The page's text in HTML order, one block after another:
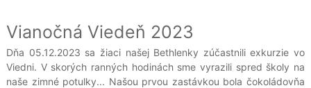
Vianočná Viedeň 2023
Dňa 05.12.2023 sa žiaci našej Bethlenky zúčastnili exkurzie vo
Viedni. V skorých ranných hodinách sme vyrazili spred školy na
naše zimné potulky... Našou prvou zastávkou bola čokoládovňa